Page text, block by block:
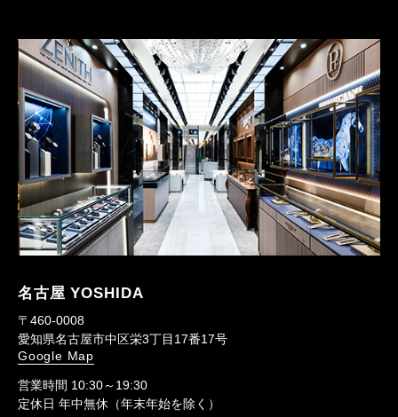
名古屋 YOSHIDA
〒460-0008
愛知県名古屋市中区栄3丁目17番17号
Google Map
営業時間 10:30～19:30
定休日 年中無休（年末年始を除く）